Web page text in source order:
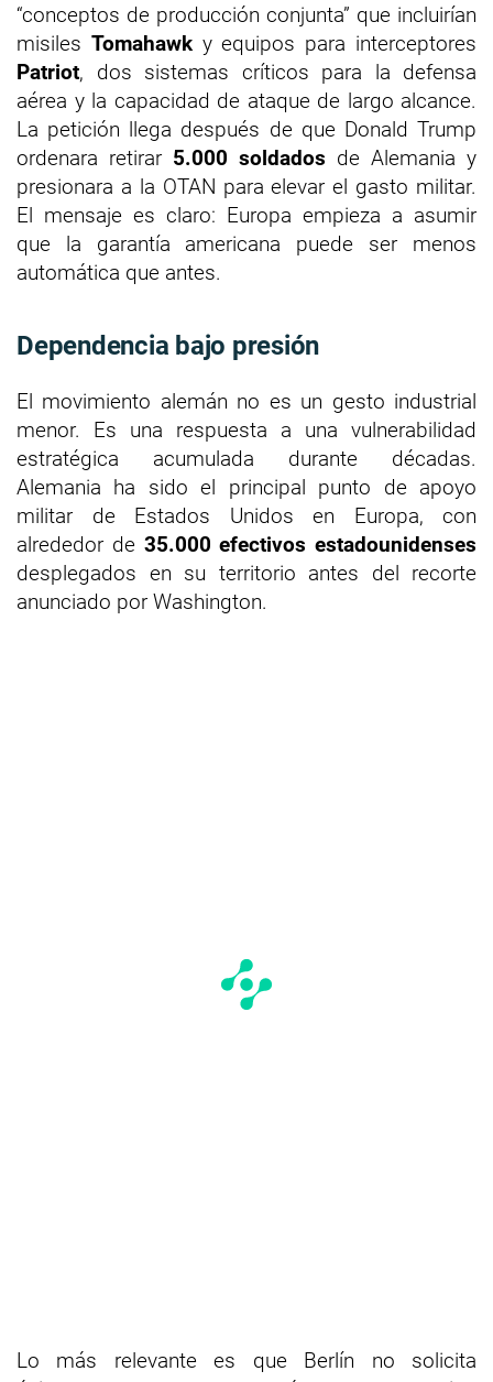
“conceptos de producción conjunta” que incluirían
misiles Tomahawky equipos para interceptores
Patriot, dos sistemas críticos para la defensa
aérea y la capacidad de ataque de largo alcance.
La petición llega después de que Donald Trump
ordenara retirar 5.000 soldados de Alemania y
presionara a la OTAN para elevar el gasto militar.
El mensaje es claro: Europa empieza a asumir
que la garantía americana puede ser menos
automática que antes.
Dependencia bajo presión
El movimiento alemán no es un gesto industrial
menor. Es una respuesta a una vulnerabilidad
estratégica acumulada durante décadas.
Alemania ha sido el principal punto de apoyo
militar de Estados Unidos en Europa, con
alrededor de 35.000 efectivos estadounidenses
desplegados en su territorio antes del recorte
anunciado por Washington.
Lo más relevante es que Berlín no solicita